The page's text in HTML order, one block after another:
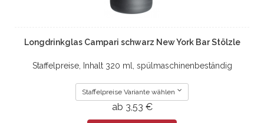
Longdrinkglas Campari schwarz New York Bar Stölzle
Staffelpreise, Inhalt 320 ml, spülmaschinenbeständig
Staffelpreise Variante wählen
ab 3,53 €